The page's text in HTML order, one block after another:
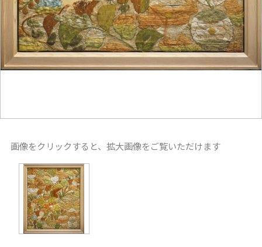
画像をクリックすると、拡大画像をご覧いただけます